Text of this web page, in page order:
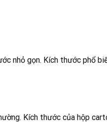
nhỏ gọn. Kích thước phổ
Kích thước của hộp